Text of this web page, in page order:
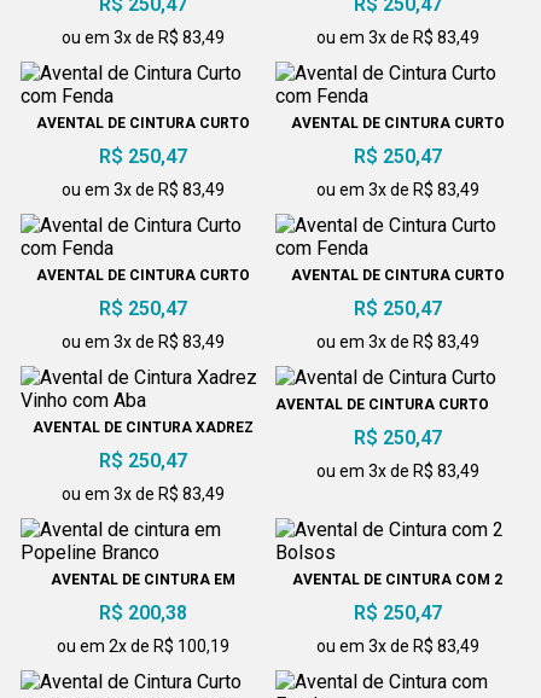
ou em 3x de R$ 83,49 ou em 3x de R$ 83,49
AVENTAL DE CINTURA CURTO
COM FENDA
R$ 250,47
ou em 3x de R$ 83,49
AVENTAL DE CINTURA CURTO
COM FENDA
R$ 250,47
ou em 3x de R$ 83,49
AVENTAL DE CINTURA CURTO
COM FENDA
R$ 250,47
ou em 3x de R$ 83,49
AVENTAL DE CINTURA CURTO
COM FENDA
R$ 250,47
ou em 3x de R$ 83,49
AVENTAL DE CINTURA XADREZ
VINHO COM ABA
R$ 250,47
ou em 3x de R$ 83,49
AVENTAL DE CINTURA CURTO
R$ 250,47
ou em 3x de R$ 83,49
AVENTAL DE CINTURA EM
POPELINE BRANCO
R$ 200,38
ou em 2x de R$ 100,19
AVENTAL DE CINTURA COM 2
BOLSOS
R$ 250,47
ou em 3x de R$ 83,49